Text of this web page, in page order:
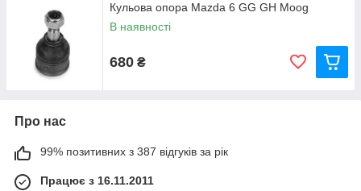
Кульова опора Mazda 6 GG GH Moog
В наявності
680 ₴
Про нас
99% позитивних з 387 відгуків за рік
Працює з 16.11.2011